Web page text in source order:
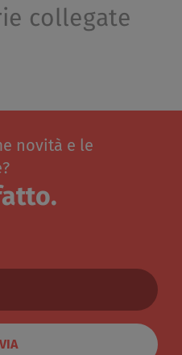
collegate
novità e le